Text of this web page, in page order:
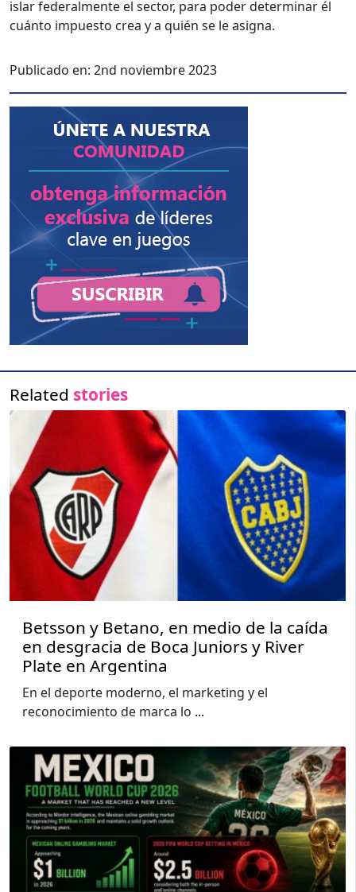
is­lar fed­eral­mente el sec­tor, para poder deter­mi­nar él
cuán­to impuesto crea y a quién se le asigna.
Publicado en: 2nd noviembre 2023
Related stories
Betsson y Betano, en medio de la caída
en desgracia de Boca Juniors y River
Plate en Argentina
En el deporte moderno, el marketing y el
reconocimiento de marca lo ...